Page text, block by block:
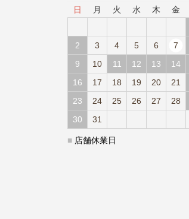
日
月 火 水 木 金
2
3 4 5 6 7
9
10 11 12 13 14
16
17 18 19 20 21
23
24 25 26 27 28
30
31
■ 店舗休業日